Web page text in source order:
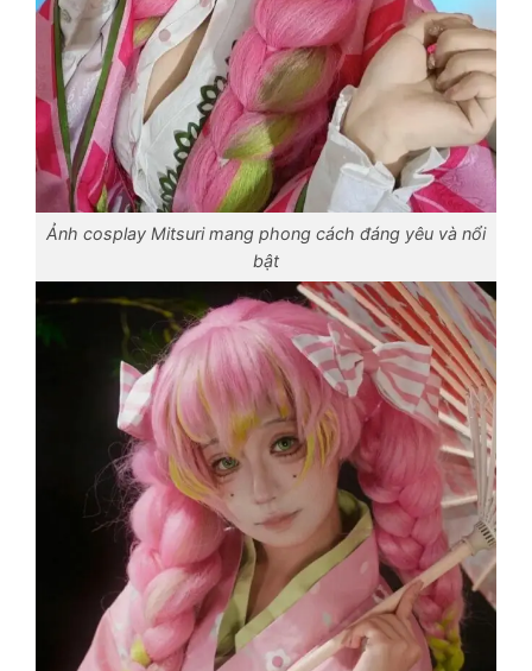
Ảnh cosplay Mitsuri mang phong cách đáng yêu và nổi
bật